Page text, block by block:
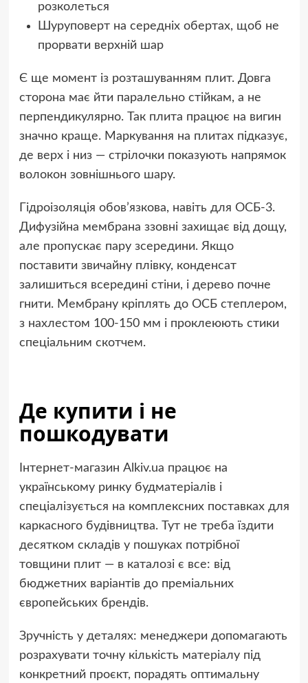
розколеться
Шуруповерт на середніх обертах, щоб не
прорвати верхній шар
Є ще момент із розташуванням плит. Довга
сторона має йти паралельно стійкам, а не
перпендикулярно. Так плита працює на вигин
значно краще. Маркування на плитах підказує,
де верх і низ — стрілочки показують напрямок
волокон зовнішнього шару.
Гідроізоляція обов’язкова, навіть для ОСБ-3.
Дифузійна мембрана ззовні захищає від дощу,
але пропускає пару зсередини. Якщо
поставити звичайну плівку, конденсат
залишиться всередині стіни, і дерево почне
гнити. Мембрану кріплять до ОСБ степлером,
з нахлестом 100-150 мм і проклеюють стики
спеціальним скотчем.
Де купити і не
пошкодувати
Інтернет-магазин Alkiv.ua працює на
українському ринку будматеріалів і
спеціалізується на комплексних поставках для
каркасного будівництва. Тут не треба їздити
десятком складів у пошуках потрібної
товщини плит — в каталозі є все: від
бюджетних варіантів до преміальних
європейських брендів.
Зручність у деталях: менеджери допомагають
розрахувати точну кількість матеріалу під
конкретний проєкт, порадять оптимальну